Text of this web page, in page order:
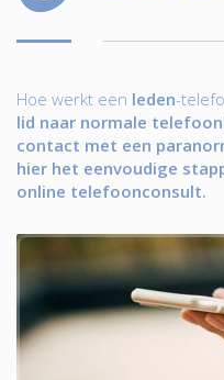
Hoe werkt een leden-
lid naar normale
contact met een
hier het eenvoudige
online telefoonconsult.